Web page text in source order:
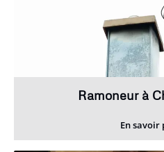
Ramoneur à
En savoir